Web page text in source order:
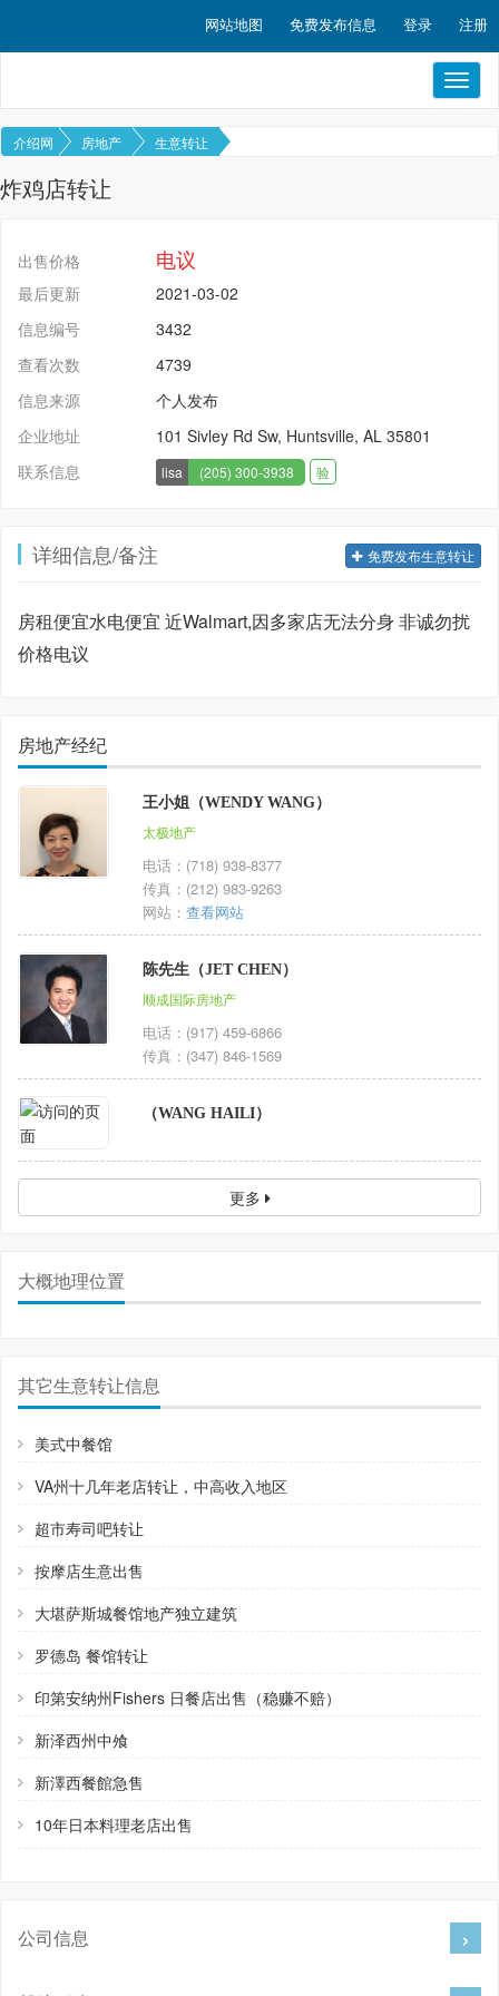
网站地图 免费发布信息 登录 注册
介绍网 房地产 生意转让
炸鸡店转让
出售价格 电议
最后更新
2021-03-02
信息编号
3432
查看次数
4739
信息来源
个人发布
企业地址
101 Sivley Rd Sw, Huntsville, AL 35801
联系信息
lisa (205) 300-3938 验
详细信息/备注 免费发布生意转让
房租便宜水电便宜 近Walmart,因多家店无法分身 非诚勿扰
价格电议
房地产经纪
王小姐（WENDY WANG）
太极地产
电话：(718) 938-8377
传真：(212) 983-9263
网站： 查看网站
陈先生（JET CHEN）
顺成国际房地产
电话：(917) 459-6866
传真：(347) 846-1569
（WANG HAILI）
更多
大概地理位置
其它生意转让信息
美式中餐馆
VA州十几年老店转让，中高收入地区
超市寿司吧转让
按摩店生意出售
大堪萨斯城餐馆地产独立建筑
罗德岛 餐馆转让
印第安纳州Fishers 日餐店出售（稳赚不赔）
新泽西州中飧
新澤西餐館急售
10年日本料理老店出售
公司信息